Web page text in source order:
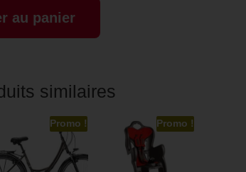
au panier
similaires
Promo ! Promo !